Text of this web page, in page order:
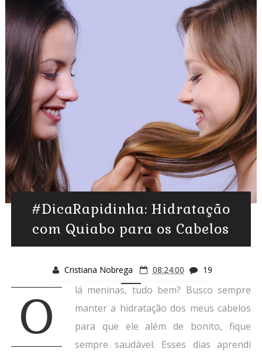
#DicaRapidinha: Hidratação
com Quiabo para os Cabelos
Cristiana Nobrega 08:24:00 19
O
lá meninas, tudo bem? Busco sempre
manter a hidratação dos meus cabelos
para que ele além de bonito, fique
sempre saudável. Esses dias aprendi